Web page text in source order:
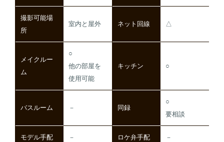
撮影可能場
所
室内と屋外 ネット回線 △
メイクルー
ム
○
他の部屋を
使用可能
キッチン ○
バスルーム － 同録
○
要相談
モデル手配 － ロケ弁手配 －